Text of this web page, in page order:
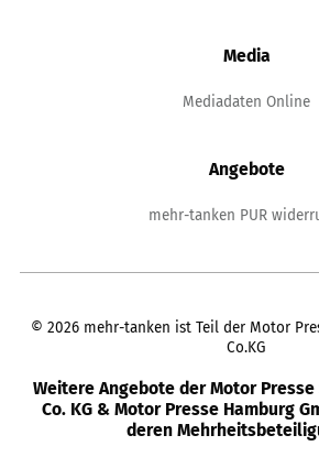
Media
Mediadaten Online
Angebote
mehr-tanken PUR
© 2026 mehr-tanken ist Teil der Motor
Co.KG
Weitere Angebote der Motor
Co. KG & Motor Presse Hamburg
deren